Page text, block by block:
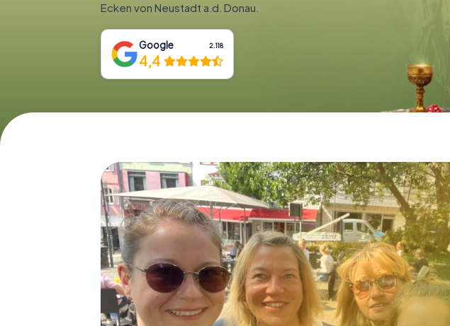
Ecken von Neustadt a.d. Donau.
Google 2.118
4,4